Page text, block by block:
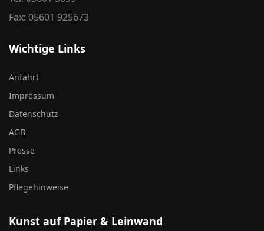
Fax: 05601 925673
Wichtige Links
Anfahrt
Impressum
Datenschutz
AGB
Presse
Links
Pflegehinweise
Kunst auf Papier & Leinwand